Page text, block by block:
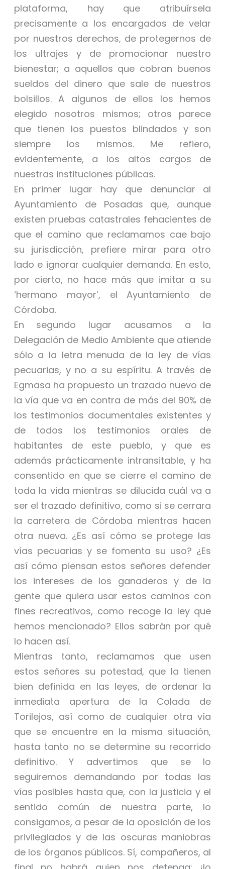
plataforma, hay que atribuírsela
precisamente a los encargados de velar
por nuestros derechos, de protegernos de
los ultrajes y de promocionar nuestro
bienestar; a aquellos que cobran buenos
sueldos del dinero que sale de nuestros
bolsillos. A algunos de ellos los hemos
elegido nosotros mismos; otros parece
que tienen los puestos blindados y son
siempre los mismos. Me refiero,
evidentemente, a los altos cargos de
nuestras instituciones públicas.
En primer lugar hay que denunciar al
Ayuntamiento de Posadas que, aunque
existen pruebas catastrales fehacientes de
que el camino que reclamamos cae bajo
su jurisdicción, prefiere mirar para otro
lado e ignorar cualquier demanda. En esto,
por cierto, no hace más que imitar a su
‘hermano mayor’, el Ayuntamiento de
Córdoba.
En segundo lugar acusamos a la
Delegación de Medio Ambiente que atiende
sólo a la letra menuda de la ley de vías
pecuarias, y no a su espíritu. A través de
Egmasa ha propuesto un trazado nuevo de
la vía que va en contra de más del 90% de
los testimonios documentales existentes y
de todos los testimonios orales de
habitantes de este pueblo, y que es
además prácticamente intransitable, y ha
consentido en que se cierre el camino de
toda la vida mientras se dilucida cuál va a
ser el trazado definitivo, como si se cerrara
la carretera de Córdoba mientras hacen
otra nueva. ¿Es así cómo se protege las
vías pecuarias y se fomenta su uso? ¿Es
así cómo piensan estos señores defender
los intereses de los ganaderos y de la
gente que quiera usar estos caminos con
fines recreativos, como recoge la ley que
hemos mencionado? Ellos sabrán por qué
lo hacen así.
Mientras tanto, reclamamos que usen
estos señores su potestad, que la tienen
bien definida en las leyes, de ordenar la
inmediata apertura de la Colada de
Torilejos, así como de cualquier otra vía
que se encuentre en la misma situación,
hasta tanto no se determine su recorrido
definitivo. Y advertimos que se lo
seguiremos demandando por todas las
vías posibles hasta que, con la justicia y el
sentido común de nuestra parte, lo
consigamos, a pesar de la oposición de los
privilegiados y de las oscuras maniobras
de los órganos públicos. Sí, compañeros, al